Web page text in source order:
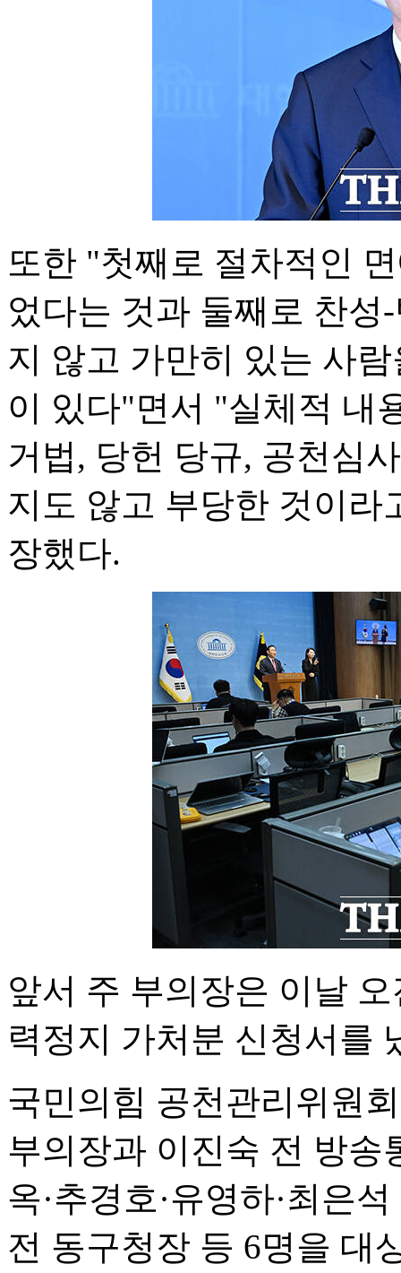
또한 "첫째로 절차적인
었다는 것과 둘째로 찬
지 않고 가만히 있는 사
이 있다"면서 "실체적 내
거법, 당헌 당규, 공천심
지도 않고 부당한 것이
장했다.
앞서 주 부의장은 이날
력정지 가처분 신청서를
국민의힘 공천관리위원
부의장과 이진숙 전 방송
옥·추경호·유영하·최은
전 동구청장 등 6명을 대